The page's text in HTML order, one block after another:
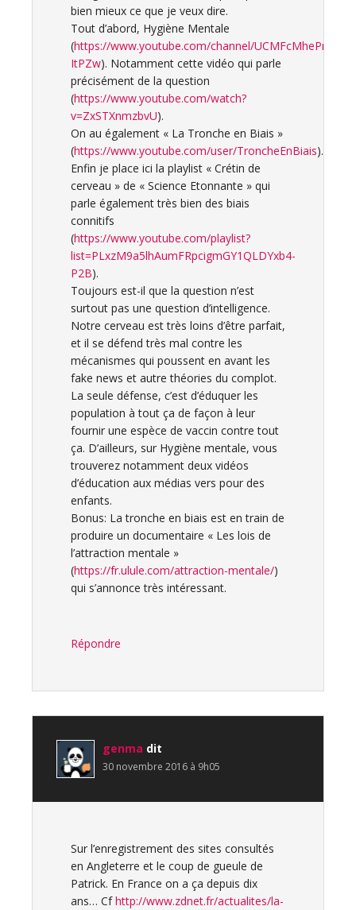
bien mieux ce que je veux dire.
Tout d’abord, Hygiène Mentale
(https://www.youtube.com/channel/
ItPZw). Notamment cette vidéo qui parle
précisément de la question
(https://www.youtube.com/watch?
v=ZxSTXnmzbvU).
On au également « La Tronche en Biais »
(https://www.youtube.com/user/TroncheEnBiais).
Enfin je place ici la playlist « Crétin de
cerveau » de « Science Etonnante » qui
parle également très bien des biais
connitifs
(https://www.youtube.com/playlist?
list=PLxzM9a5lhAumFRpcigmGY1QLDYxb4-
P2B).
Toujours est-il que la question n’est
surtout pas une question d’intelligence.
Notre cerveau est très loins d’être parfait,
et il se défend très mal contre les
mécanismes qui poussent en avant les
fake news et autre théories du complot.
La seule défense, c’est d’éduquer les
population à tout ça de façon à leur
fournir une espèce de vaccin contre tout
ça. D’ailleurs, sur Hygiène mentale, vous
trouverez notamment deux vidéos
d’éducation aux médias vers pour des
enfants.
Bonus: La tronche en biais est en train de
produire un documentaire « Les lois de
l’attraction mentale »
(https://fr.ulule.com/attraction-mentale/)
qui s’annonce très intéressant.
Répondre
genma dit
30 novembre 2016 à 9h05
Sur l’enregistrement des sites consultés
en Angleterre et le coup de gueule de
Patrick. En France on a ça depuis dix
ans… Cfhttp://www.zdnet.fr/actualites/la-